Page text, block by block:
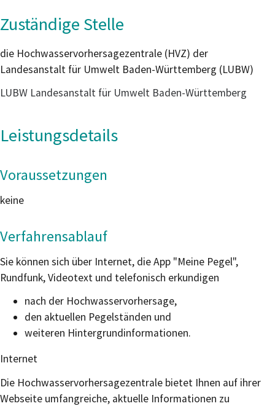
Zuständige Stelle
die Hochwasservorhersagezentrale (HVZ) der
Landesanstalt für Umwelt Baden-Württemberg (LUBW)
LUBW Landesanstalt für Umwelt Baden-Württemberg
Leistungsdetails
Voraussetzungen
keine
Verfahrensablauf
Sie können sich über Internet, die App "Meine Pegel",
Rundfunk, Videotext und telefonisch erkundigen
nach der Hochwasservorhersage,
den aktuellen Pegelständen und
weiteren Hintergrundinformationen.
Internet
Die Hochwasservorhersagezentrale bietet Ihnen auf ihrer
Webseite umfangreiche, aktuelle Informationen zu